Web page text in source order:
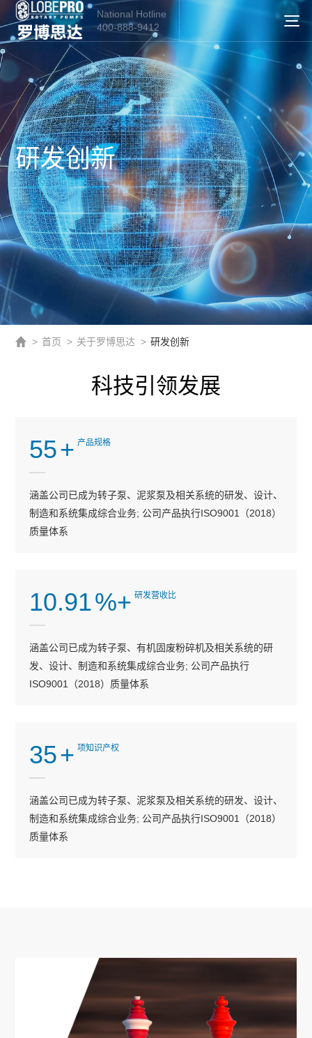
National Hotline
400-888-9412
研发创新
> 首页 > 关于罗博思达 > 研发创新
科技引领发展
55+ 产品规格
涵盖公司已成为转子泵、泥浆泵及相关系统的研发、设计、
制造和系统集成综合业务; 公司产品执行ISO9001（2018）
质量体系
10.91%+ 研发营收比
涵盖公司已成为转子泵、有机固废粉碎机及相关系统的研
发、设计、制造和系统集成综合业务; 公司产品执行
ISO9001（2018）质量体系
35+ 项知识产权
涵盖公司已成为转子泵、泥浆泵及相关系统的研发、设计、
制造和系统集成综合业务; 公司产品执行ISO9001（2018）
质量体系